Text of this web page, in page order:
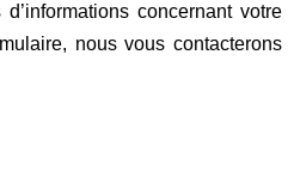
concernant votre
nous vous contacterons